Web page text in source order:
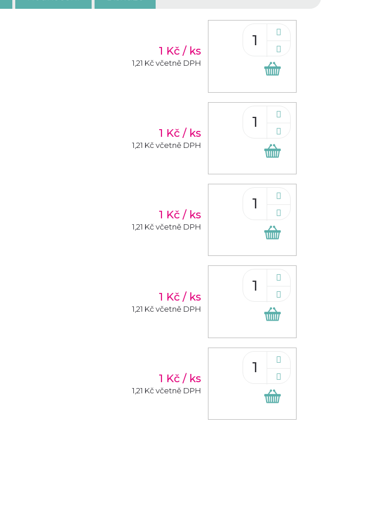
1 Kč / ks
1,21 Kč včetně DPH
1 Kč / ks
1,21 Kč včetně DPH
1 Kč / ks
1,21 Kč včetně DPH
1 Kč / ks
1,21 Kč včetně DPH
1 Kč / ks
1,21 Kč včetně DPH